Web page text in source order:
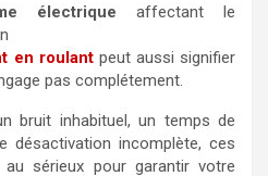
électrique affectant le
en roulantpeut aussi signifier
pas complétement.
bruit inhabituel, un temps de
désactivation incomplète, ces
sérieux pour garantir votre